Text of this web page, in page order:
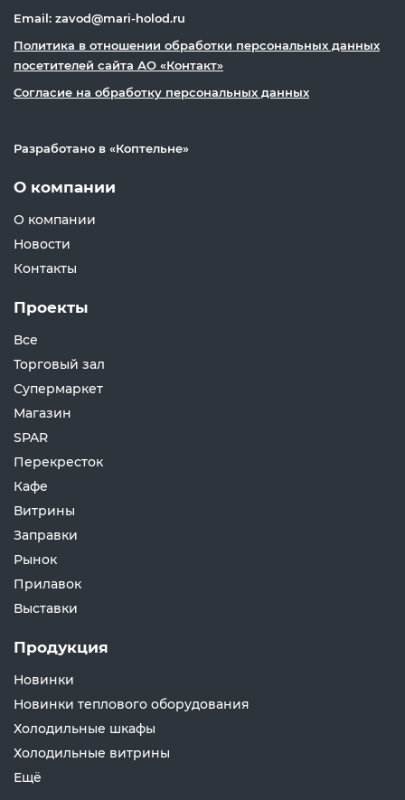
Email: zavod@mari-holod.ru
Политика в отношении обработки персональных данных
посетителей сайта АО «Контакт»
Согласие на обработку персональных данных
Разработано в «Коптельне»
О компании
О компании
Новости
Контакты
Проекты
Все
Торговый зал
Супермаркет
Магазин
SPAR
Перекресток
Кафе
Витрины
Заправки
Рынок
Прилавок
Выставки
Продукция
Новинки
Новинки теплового оборудования
Холодильные шкафы
Холодильные витрины
Ещё